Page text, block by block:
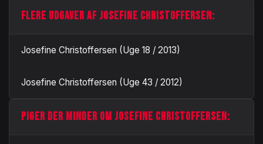
FLERE UDGAVER AF JOSEFINE CHRISTOFFERSEN:
Josefine Christoffersen (Uge 18 / 2013)
Josefine Christoffersen (Uge 43 / 2012)
PIGER DER MINDER OM JOSEFINE CHRISTOFFERSEN: